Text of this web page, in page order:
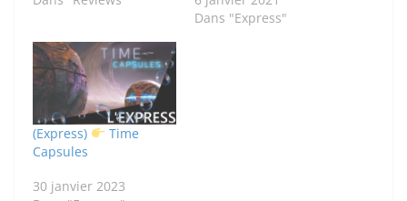
Dans "Express"
(Express)
Time
Capsules
30 janvier 2023